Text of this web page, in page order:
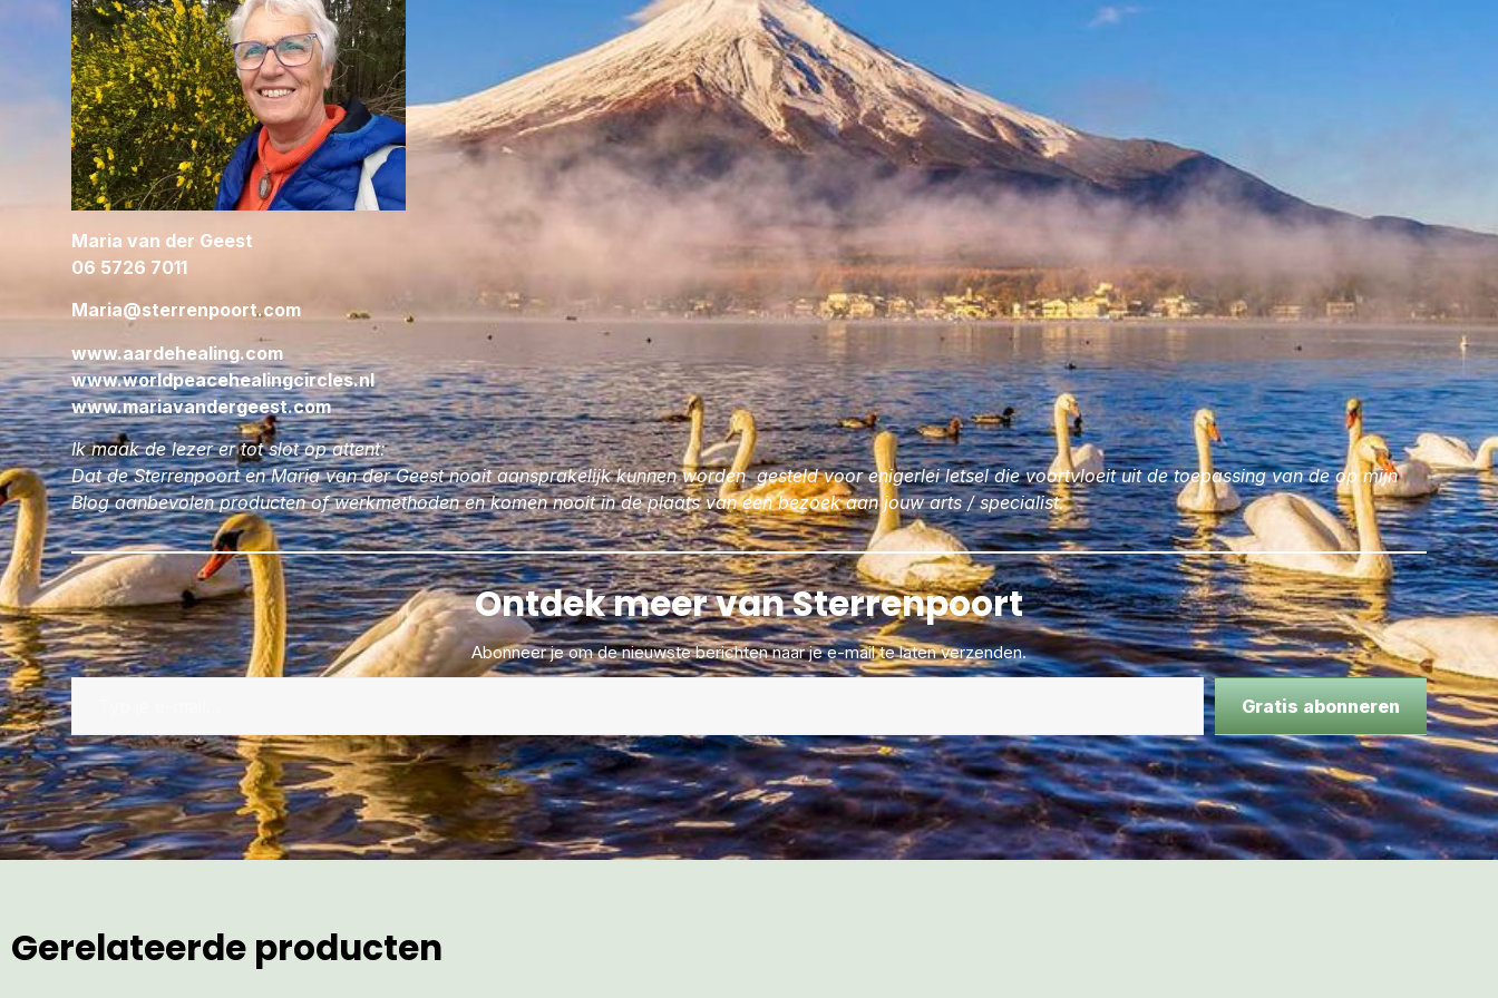
Agaat gelijmd, heb ik bij de ingang van de
MoederGrotten van Postojna gekocht in de
kristalwinkel van de eigenares. De steen bevat
geheime LeMUria Codes en voelde voor mij direct
als een stukje thuiskomen.
Maria van der Geest
06 5726 7011
Maria@sterrenpoort.com
www.aardehealing.com
www.worldpeacehealingcircles.nl
www.mariavandergeest.com
Ik maak de lezer er tot slot op attent:
Dat de Sterrenpoort en Maria van der Geest nooit aansprakelijk kunnen worden gesteld voor enigerlei letsel die voortvloeit uit de toepassing van de op mijn
Blog aanbevolen producten of werkmethoden en komen nooit in de plaats van een bezoek aan jouw arts / specialist.
Ontdek meer van Sterrenpoort
Abonneer je om de nieuwste berichten naar je e-mail te laten verzenden.
Gratis abonneren
Gerelateerde producten